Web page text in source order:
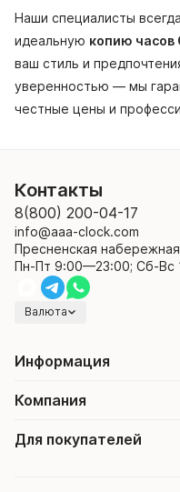
Наши специалисты
идеальную копию часов
ваш стиль и
уверенностью — мы
честные цены и
Контакты
8(800) 200-04-17
info@aaa-clock.com
Пресненская
Пн-Пт 9:00—23:00; Сб-Вс
Валюта
Информация
Компания
Для покупателей